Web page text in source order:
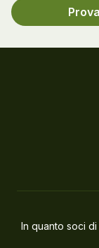
In quanto soci di